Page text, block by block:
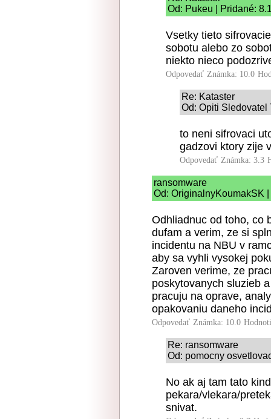
Od: Pukeu | Pridané:
Vsetky tieto
sobotu alebo zo
niekto nieco
Odpovedať Známka: 10.0
Re: Kataster
Od: Opiti Sledovatel
to neni sifrovaci
gadzovi ktory zije
Odpovedať Známka: 3.3
ransomware
Od: OriginalnyKoumakSK
Odhliadnuc od toho, co
dufam a verim, ze si
incidentu na NBU v
aby sa vyhli vysokej
Zaroven verime, ze
poskytovanych sluzieb
pracuju na oprave,
opakovaniu daneho
Odpovedať Známka: 10.0
Re: ransomware
Od: pomocny
No ak aj tam tato
pekara/vlekara/
snivat.